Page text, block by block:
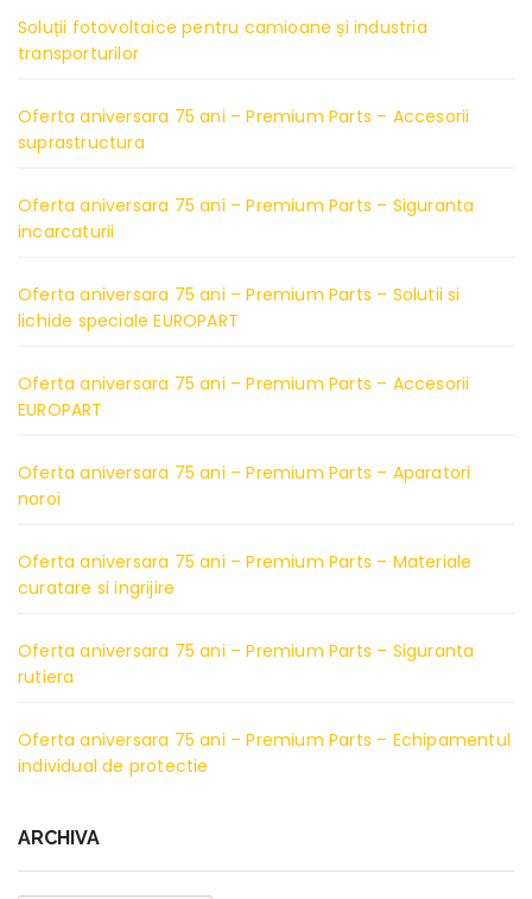
Soluții fotovoltaice pentru camioane și industria
transporturilor
Oferta aniversara 75 ani – Premium Parts – Accesorii
suprastructura
Oferta aniversara 75 ani – Premium Parts – Siguranta
incarcaturii
Oferta aniversara 75 ani – Premium Parts – Solutii si
lichide speciale EUROPART
Oferta aniversara 75 ani – Premium Parts – Accesorii
EUROPART
Oferta aniversara 75 ani – Premium Parts – Aparatori
noroi
Oferta aniversara 75 ani – Premium Parts – Materiale
curatare si ingrijire
Oferta aniversara 75 ani – Premium Parts – Siguranta
rutiera
Oferta aniversara 75 ani – Premium Parts – Echipamentul
individual de protectie
ARCHIVA